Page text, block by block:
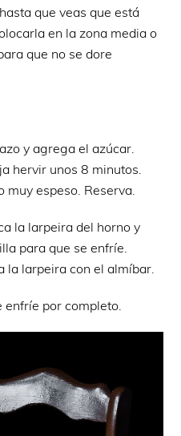
que veas que está
en la zona media o
que no se dore
y agrega el azúcar.
hervir unos 8 minutos.
muy espeso. Reserva.
la larpeira del horno y
para que se enfríe.
la larpeira con el almíbar.
enfríe por completo.